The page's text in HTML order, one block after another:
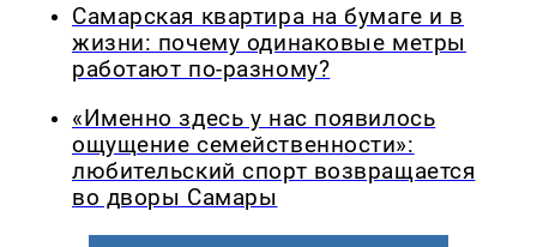
Самарская квартира на бумаге и в
жизни: почему одинаковые метры
работают по-разному?
«Именно здесь у нас появилось
ощущение семейственности»:
любительский спорт возвращается
во дворы Самары